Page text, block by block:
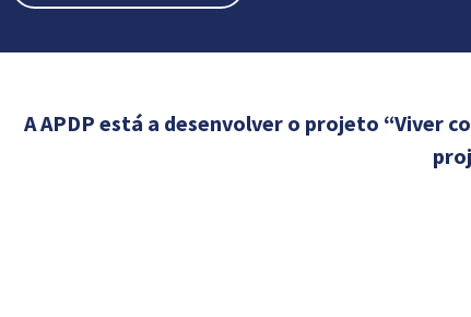
A APDP está a desenvolver o projeto “Viver